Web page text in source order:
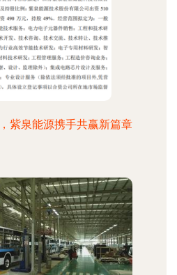
紫泉能源携手共赢新篇章